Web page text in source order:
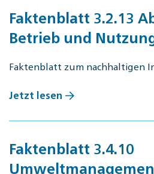
Faktenblatt 3.2.13
Betrieb und
Faktenblatt zum nachhaltigen
Jetzt lesen
Faktenblatt 3.4.10